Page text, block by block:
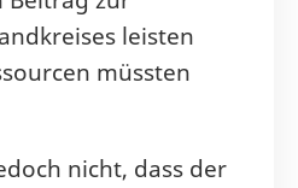
leisten
müssten
nicht, dass der